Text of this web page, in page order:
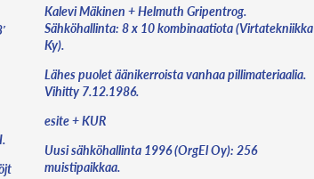
Kalevi Mäkinen + Helmuth Gripentrog.
Sähköhallinta: 8 x 10 kombinaatiota (Virtatekniikka
Ky).
Lähes puolet äänikerroista vanhaa pillimateriaalia.
Vihitty 7.12.1986.
esite + KUR
Uusi sähköhallinta 1996 (OrgEl Oy): 256
muistipaikkaa.